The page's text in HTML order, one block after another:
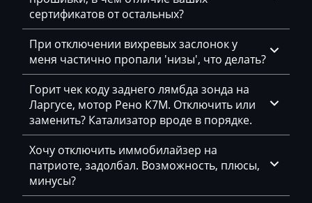
Changan
Changhe
Chery
Chevrolet
Chrysler
Citroen
Claas
CMI
Bosch MG1CS002
S-Tronic Siemens
Siemens PCR2.1
Siemens PPD1.1-1.5
Simos 10xx
Simos 12xx
Simos 16
сертификатов от остальных?
При отключении вихревых заслонок у
меня частично пропали 'низы', что делать?
Горит чек коду заднего лямбда зонда на
Ларгусе, мотор Рено К7М. Отключить или
заменить? Катализатор вроде в порядке.
Хочу отключить иммобилайзер на
патриоте, задолбал. Возможность, плюсы,
минусы?